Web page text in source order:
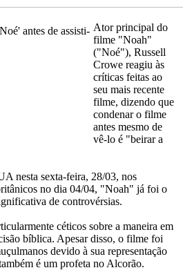
Ator principal do
filme "Noah"
("Noé"), Russell
Crowe reagiu às
críticas feitas ao
seu mais recente
filme, dizendo que
condenar o filme
antes mesmo de
vê-lo é "beirar a
nesta sexta-feira, 28/03, nos
no dia 04/04, "Noah" já foi o
de controvérsias.
céticos sobre a maneira em
bíblica. Apesar disso, o filme foi
devido à sua representação
é um profeta no Alcorão.